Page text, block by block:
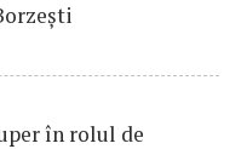
în rolul de